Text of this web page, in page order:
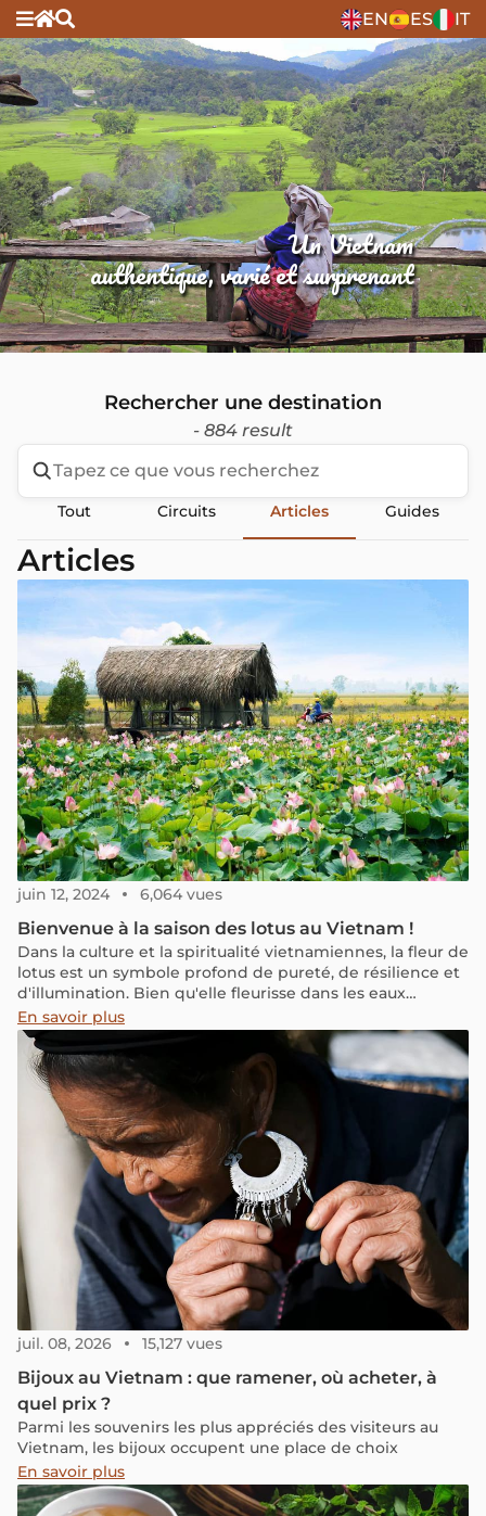
EN ES IT
Un Vietnam
authentique, varié et surprenant
Rechercher une destination
- 884 result
Tout Circuits Articles Guides
Articles
juin 12, 2024 6,064 vues
Bienvenue à la saison des lotus au Vietnam !
Dans la culture et la spiritualité vietnamiennes, la fleur de
lotus est un symbole profond de pureté, de résilience et
d'illumination. Bien qu'elle fleurisse dans les eaux
boueuses des étangs et des lacs, elle émerge intacte et
radieuse, incarnant la notion de vertu surgissant de
l'adversité. Célébrée dans les chansons populaires et les
poèmes vietnamiens, la fleur de lotus est un symbole
chéri à travers tout le pays.
En savoir plus
juil. 08, 2026 15,127 vues
Bijoux au Vietnam : que ramener, où acheter, à
quel prix ?
Parmi les souvenirs les plus appréciés des visiteurs au
Vietnam, les bijoux occupent une place de choix
En savoir plus